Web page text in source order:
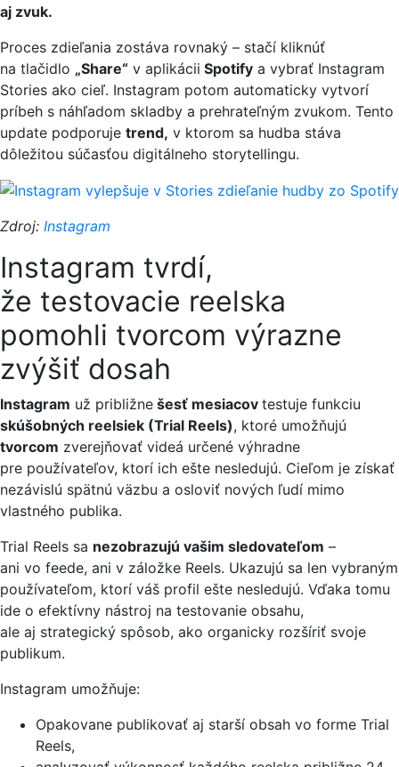
aj zvuk.
Proces zdieľania zostáva rovnaký – stačí kliknúť
na tlačidlo „Share“ v aplikácii Spotify a vybrať Instagram
Stories ako cieľ. Instagram potom automaticky vytvorí
príbeh s náhľadom skladby a prehrateľným zvukom. Tento
update podporuje trend, v ktorom sa hudba stáva
dôležitou súčasťou digitálneho storytellingu.
Zdroj: Instagram
Instagram tvrdí,
že testovacie reelska
pomohli tvorcom výrazne
zvýšiť dosah
Instagram už približne šesť mesiacov testuje funkciu
skúšobných reelsiek (Trial Reels), ktoré umožňujú
tvorcom zverejňovať videá určené výhradne
pre používateľov, ktorí ich ešte nesledujú. Cieľom je získať
nezávislú spätnú väzbu a osloviť nových ľudí mimo
vlastného publika.
Trial Reels sa nezobrazujú vašim sledovateľom –
ani vo feede, ani v záložke Reels. Ukazujú sa len vybraným
používateľom, ktorí váš profil ešte nesledujú. Vďaka tomu
ide o efektívny nástroj na testovanie obsahu,
ale aj strategický spôsob, ako organicky rozšíriť svoje
publikum.
Instagram umožňuje:
Opakovane publikovať aj starší obsah vo forme Trial
Reels,